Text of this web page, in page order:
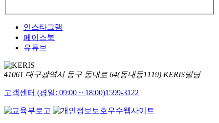
인스타그램
페이스북
유튜브
41061 대구광역시 동구 동내로 64(동내동1119) KERIS빌딩
고객센터 (평일: 09:00 ~ 18:00)1599-3122